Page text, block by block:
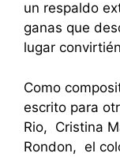
un respaldo
ganas que
lugar
Como
escrito para
Rio, Cristina
Rondon, el